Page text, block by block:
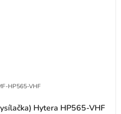
Hytera HP565-VHF
HP565-VHF